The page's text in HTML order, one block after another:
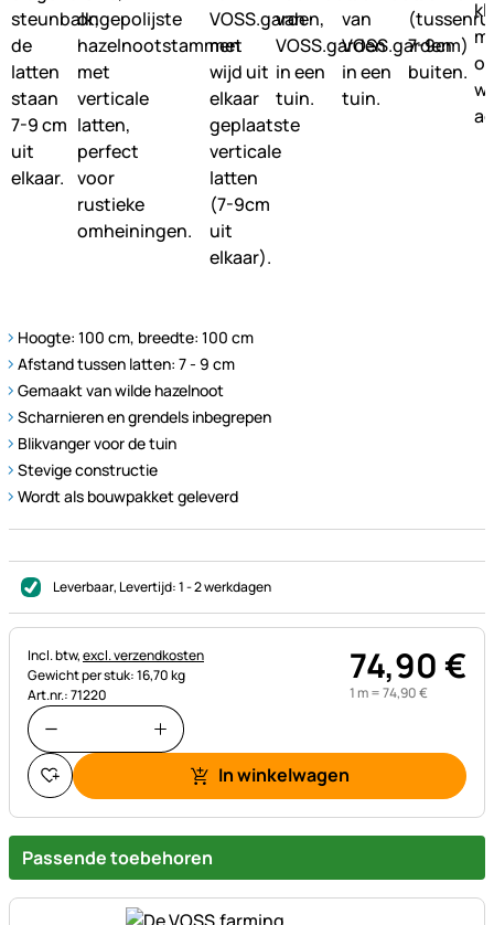
Hoogte: 100 cm, breedte: 100 cm
Afstand tussen latten: 7 - 9 cm
Gemaakt van wilde hazelnoot
Scharnieren en grendels inbegrepen
Blikvanger voor de tuin
Stevige constructie
Wordt als bouwpakket geleverd
Leverbaar, Levertijd:1 - 2 werkdagen
Belastinginformatie:
Incl. btw,excl. verzendkosten
Gewicht per stuk: 16,70 kg
Art.nr.: 71220
74,90€
1 m =74,90€
In winkelwagen
Passende toebehoren